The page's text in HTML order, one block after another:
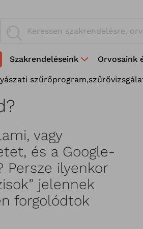
Szakrendeléseink Orvosaink
szűrőprogram,
vagy
és a Google-
ilyenkor
jelennek
forgolódtok